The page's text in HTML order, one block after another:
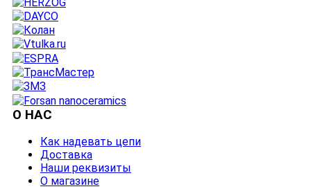
О НАС
Как надевать цепи
Доставка
Наши реквизиты
О магазине